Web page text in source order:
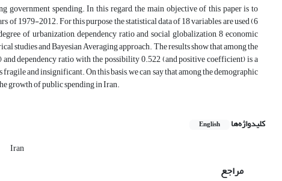
government spending. In this regard, the main objective of this paper is to
1979-2012. For this purpose the statistical data of 18 variables are used (6
of urbanization, dependency ratio and social globalization, 8 economic
studies and Bayesian Averaging approach. The results show that among the
dependency ratio with the possibility 0.522 (and positive coefficient) is a
and insignificant. On this basis, we can say that among the demographic
growth of public spending in Iran.
کلیدواژه‌ها English
Iran
مراجع